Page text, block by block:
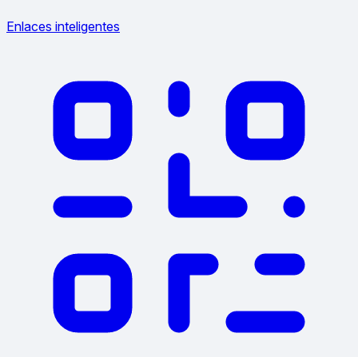
Enlaces inteligentes